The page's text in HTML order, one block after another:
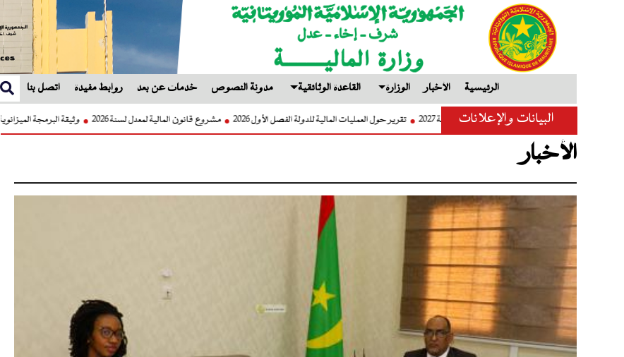
الرئيسية الأخبار الوزارة القاعدة الوثائقية مدونة النصوص خدمات عن بعد روابط مفيدة اتصل بنا
البيانات والإعلانات تعميم إعداد مشروع قانون المالية لسنة 2027 تقرير حول العمليات المالية للدولة الفصل الأول 2026 مشروع قانون المالية لمعدل لسنة 2026
الأخبار